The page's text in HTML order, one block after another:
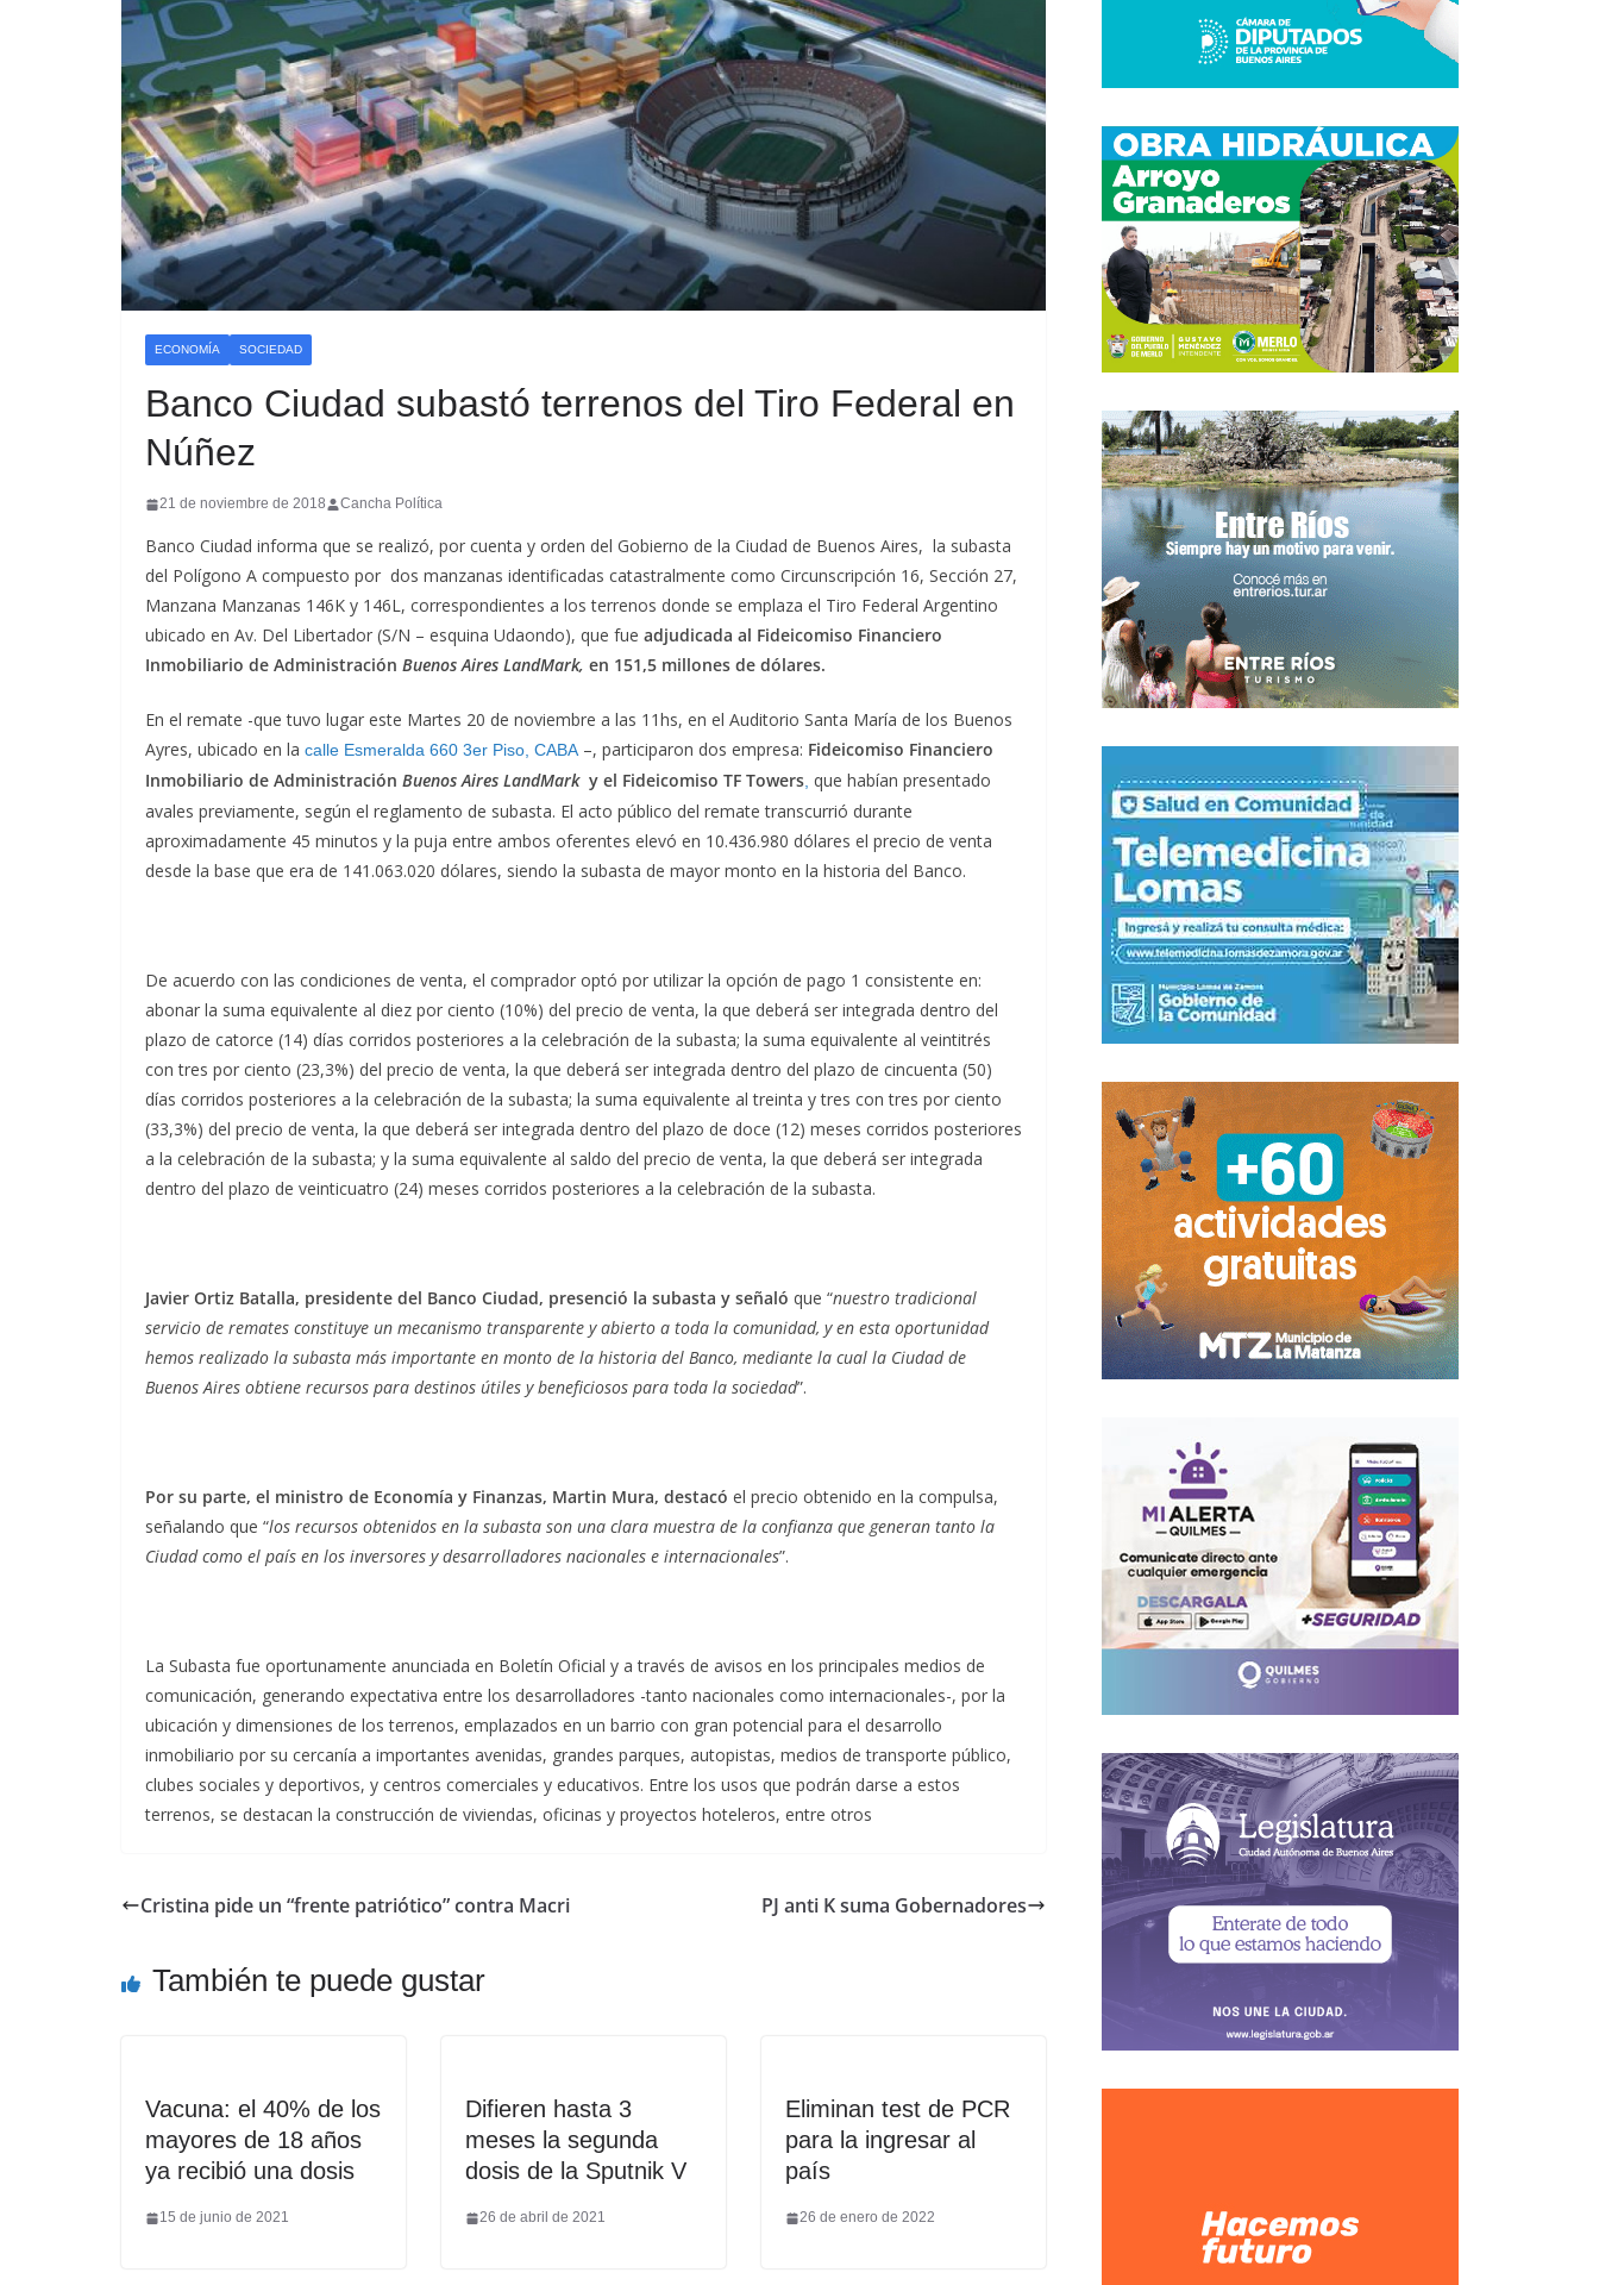
ECONOMÍA SOCIEDAD
Banco Ciudad subastó terrenos del Tiro Federal en
Núñez
21 de noviembre de 2018 Cancha Política
Banco Ciudad informa que se realizó, por cuenta y orden del Gobierno de la Ciudad de Buenos Aires, la subasta
del Polígono A compuesto por dos manzanas identificadas catastralmente como Circunscripción 16, Sección 27,
Manzana Manzanas 146K y 146L, correspondientes a los terrenos donde se emplaza el Tiro Federal Argentino
ubicado en Av. Del Libertador (S/N – esquina Udaondo), que fue adjudicada al Fideicomiso Financiero
Inmobiliario de Administración Buenos Aires LandMark, en 151,5 millones de dólares.
En el remate -que tuvo lugar este Martes 20 de noviembre a las 11hs, en el Auditorio Santa María de los Buenos
Ayres, ubicado en la calle Esmeralda 660 3er Piso, CABA–, participaron dos empresa: Fideicomiso Financiero
Inmobiliario de Administración Buenos Aires LandMark y el Fideicomiso TF Towers, que habían presentado
avales previamente, según el reglamento de subasta. El acto público del remate transcurrió durante
aproximadamente 45 minutos y la puja entre ambos oferentes elevó en 10.436.980 dólares el precio de venta
desde la base que era de 141.063.020 dólares, siendo la subasta de mayor monto en la historia del Banco.
De acuerdo con las condiciones de venta, el comprador optó por utilizar la opción de pago 1 consistente en:
abonar la suma equivalente al diez por ciento (10%) del precio de venta, la que deberá ser integrada dentro del
plazo de catorce (14) días corridos posteriores a la celebración de la subasta; la suma equivalente al veintitrés
con tres por ciento (23,3%) del precio de venta, la que deberá ser integrada dentro del plazo de cincuenta (50)
días corridos posteriores a la celebración de la subasta; la suma equivalente al treinta y tres con tres por ciento
(33,3%) del precio de venta, la que deberá ser integrada dentro del plazo de doce (12) meses corridos posteriores
a la celebración de la subasta; y la suma equivalente al saldo del precio de venta, la que deberá ser integrada
dentro del plazo de veinticuatro (24) meses corridos posteriores a la celebración de la subasta.
Javier Ortiz Batalla, presidente del Banco Ciudad, presenció la subasta y señaló que “nuestro tradicional
servicio de remates constituye un mecanismo transparente y abierto a toda la comunidad, y en esta oportunidad
hemos realizado la subasta más importante en monto de la historia del Banco, mediante la cual la Ciudad de
Buenos Aires obtiene recursos para destinos útiles y beneficiosos para toda la sociedad”.
Por su parte, el ministro de Economía y Finanzas, Martin Mura, destacó el precio obtenido en la compulsa,
señalando que “los recursos obtenidos en la subasta son una clara muestra de la confianza que generan tanto la
Ciudad como el país en los inversores y desarrolladores nacionales e internacionales”.
La Subasta fue oportunamente anunciada en Boletín Oficial y a través de avisos en los principales medios de
comunicación, generando expectativa entre los desarrolladores -tanto nacionales como internacionales-, por la
ubicación y dimensiones de los terrenos, emplazados en un barrio con gran potencial para el desarrollo
inmobiliario por su cercanía a importantes avenidas, grandes parques, autopistas, medios de transporte público,
clubes sociales y deportivos, y centros comerciales y educativos. Entre los usos que podrán darse a estos
terrenos, se destacan la construcción de viviendas, oficinas y proyectos hoteleros, entre otros
Cristina pide un “frente patriótico” contra Macri PJ anti K suma Gobernadores
También te puede gustar
Vacuna: el 40% de los
mayores de 18 años
ya recibió una dosis
15 de junio de 2021
Difieren hasta 3
meses la segunda
dosis de la Sputnik V
26 de abril de 2021
Eliminan test de PCR
para la ingresar al
país
26 de enero de 2022